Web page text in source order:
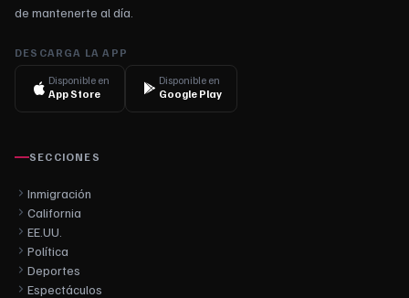
de mantenerte al día.
DESCARGA LA APP
Disponible en
App Store
Disponible en
Google Play
SECCIONES
Inmigración
California
EE.UU.
Política
Deportes
Espectáculos